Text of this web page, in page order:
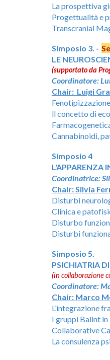
La prospettiva
Progettualità e
Transcranial
Simposio 3. -
LE
(supportato da
Coordinatore:
Chair: Luigi
ll concetto di
Cannabinoidi,
Simposio 4
L'APPARENZA
Coordinatrice:
Chair:Silvia
Disturbi
Clinica e
Disturbo
Disturbi
Simposio 5.
PSICHIATRIA
(in collaborazione
Coordinatore:
Chair: Marco
L’integrazione
I gruppi Balint in
Collaborative
La consulenza